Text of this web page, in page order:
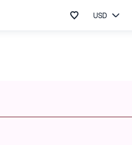
USD